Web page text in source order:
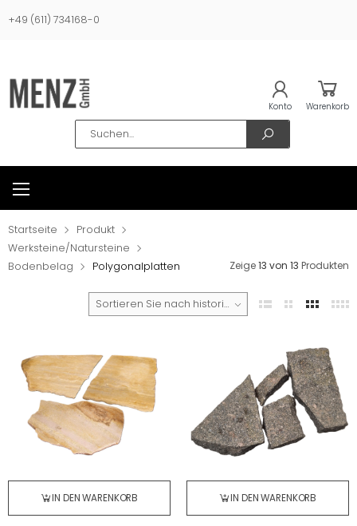
+49 (611) 734168-0
Search
Konto Warenkorb
Startseite
Produkt
Werksteine/Natursteine
Bodenbelag
Polygonalplatten Zeige13 von 13 Produkten
Sortieren Sie nach historischen Verkäufen
IN DEN WARENKORB IN DEN WARENKORB